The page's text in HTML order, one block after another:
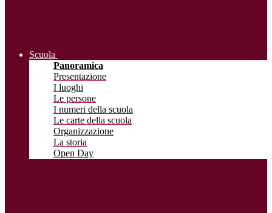
Scuola
Panoramica
Presentazione
I luoghi
Le persone
I numeri della scuola
Le carte della scuola
Organizzazione
La storia
Open Day